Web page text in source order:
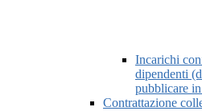
Incarichi
dipendenti
pubblicare
Contrattazione